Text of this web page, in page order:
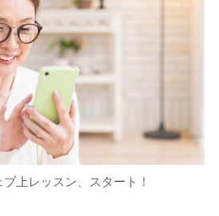
上レッスン、スタート！